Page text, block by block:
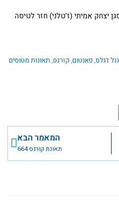
יצחק אמיתי (ז'טלני) חזר לטיסה
דגלס, פאנטום, קורנס, תאונות מטוסים
המאמר הבא
תאונת קורנס 664